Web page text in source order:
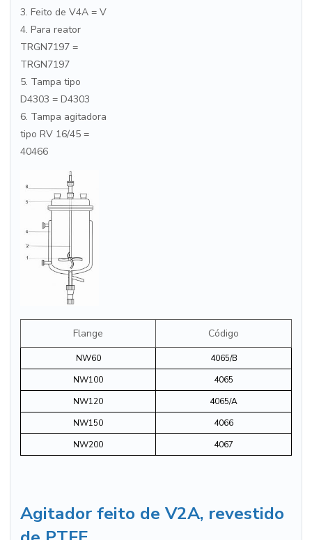
3. Feito de V4A = V
4. Para reator
TRGN7197 =
TRGN7197
5. Tampa tipo
D4303 = D4303
6. Tampa agitadora
tipo RV 16/45 =
40466
Flange Código
NW60
4065/B
NW100
4065
NW120
4065/A
NW150
4066
NW200
4067
Agitador feito de V2A, revestido